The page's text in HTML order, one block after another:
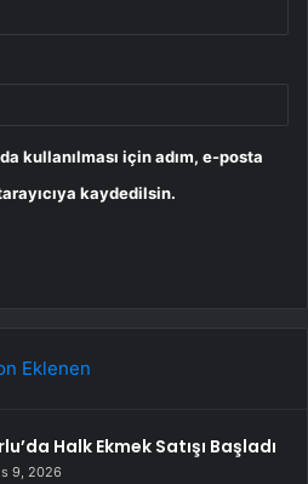
kullanılması için adım, e-posta
kaydedilsin.
Eklenen
Halk Ekmek Satışı Başladı
9, 2026